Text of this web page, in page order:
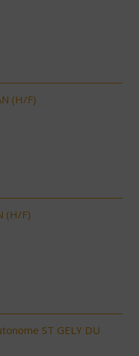
(H/F)
(H/F)
ST GELY DU